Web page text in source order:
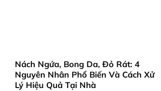
Nách Ngứa, Bong Da, Đỏ Rát: 4
Nguyên Nhân Phổ Biến Và Cách Xử
Lý Hiệu Quả Tại Nhà